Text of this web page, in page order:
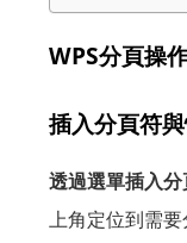
WPS分頁操
插入分頁符
透過選單插入分
上角定位到需